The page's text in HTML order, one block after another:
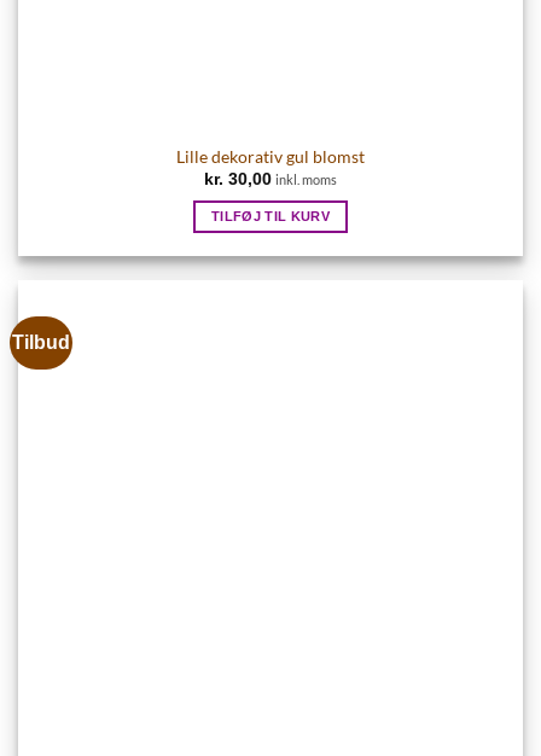
Lille dekorativ gul blomst
kr. 30,00 inkl. moms
TILFØJ TIL KURV
Tilbud